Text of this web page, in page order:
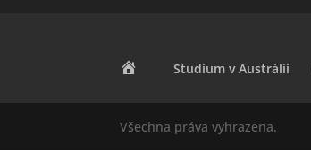
Studium v Austrálii
Všechna práva vyhrazena.